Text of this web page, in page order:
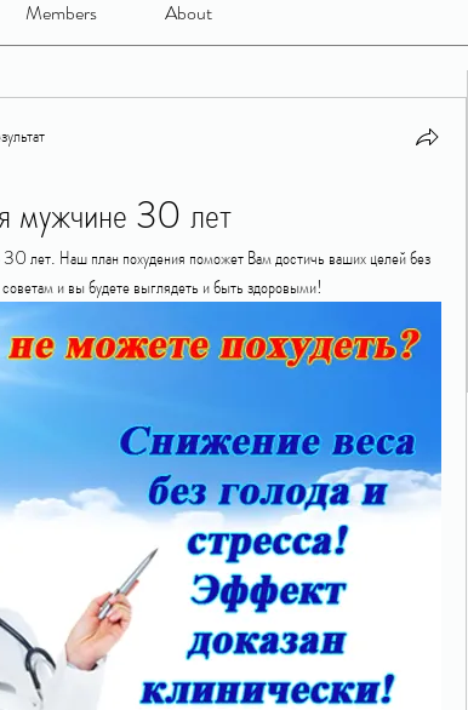
Members About
мужчине 30 лет
30 лет. Наш план похудения поможет Вам достичь ваших целей без
и вы будете выглядеть и быть здоровыми!